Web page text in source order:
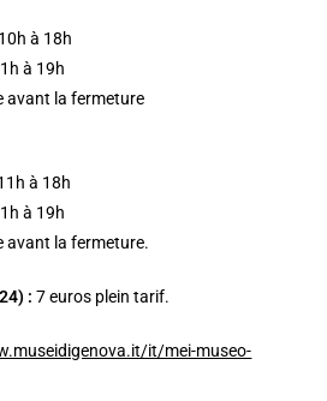
à 18h
à 19h
avant la fermeture
à 18h
à 19h
avant la fermeture.
: 7 euros plein tarif.
it/mei-museo-